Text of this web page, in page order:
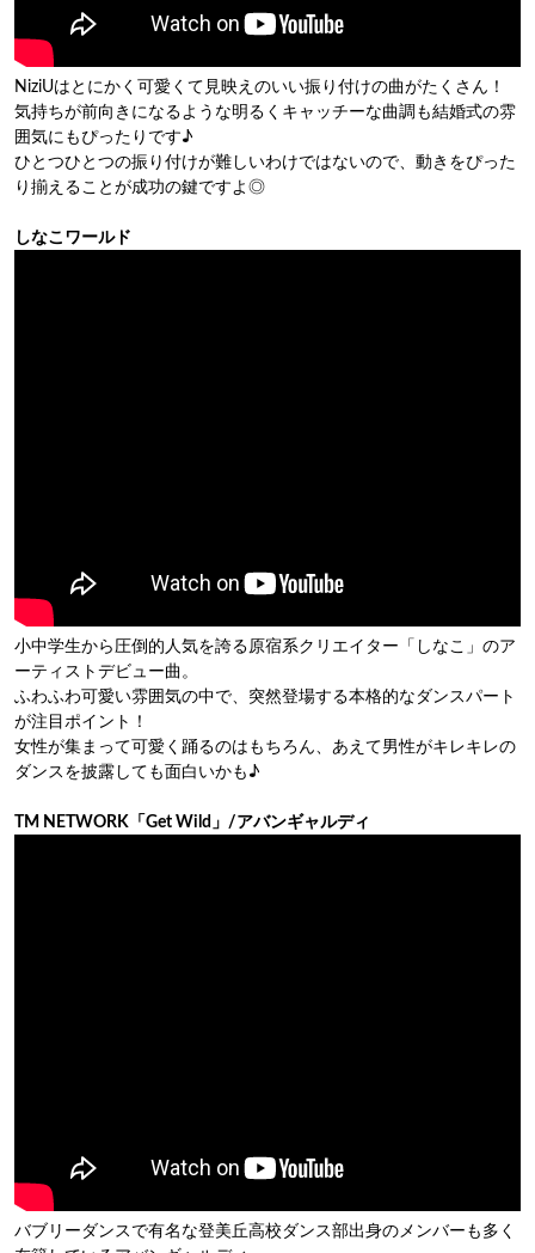
NiziUはとにかく可愛くて見映えのいい振り付けの曲がたくさん！
気持ちが前向きになるような明るくキャッチーな曲調も結婚式の雰
囲気にもぴったりです♪
ひとつひとつの振り付けが難しいわけではないので、動きをぴった
り揃えることが成功の鍵ですよ◎
しなこワールド
小中学生から圧倒的人気を誇る原宿系クリエイター「しなこ」のア
ーティストデビュー曲。
ふわふわ可愛い雰囲気の中で、突然登場する本格的なダンスパート
が注目ポイント！
女性が集まって可愛く踊るのはもちろん、あえて男性がキレキレの
ダンスを披露しても面白いかも♪
TM NETWORK「Get Wild」/アバンギャルディ
バブリーダンスで有名な登美丘高校ダンス部出身のメンバーも多く